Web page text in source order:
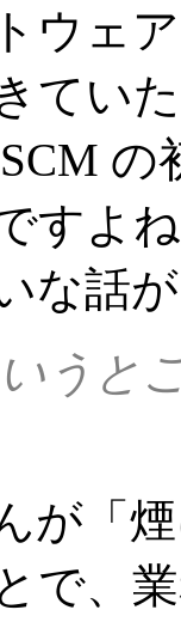
ウェ
てい
すよ
な話
うと
が「
で、